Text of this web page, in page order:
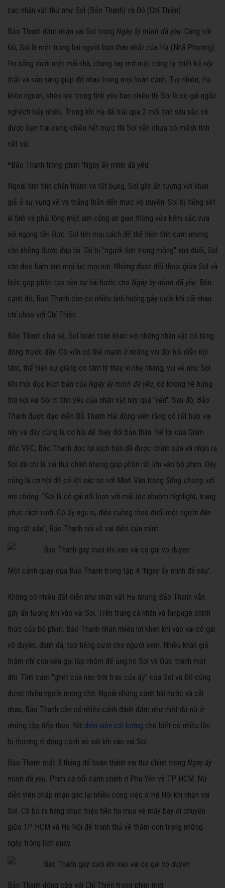
các nhân vật thứ như Sol (Bảo Thanh) và Đô (Chí Thiện).
Bảo Thanh đảm nhận vai Sol trong Ngày ấy mình đã yêu. Cùng với
Đô, Sol là một trong hai người bạn thân nhất của Hạ (Nhã Phương).
Họ sống dưới một mái nhà, chung tay mở một công ty thiết kế nội
thất và sẵn sàng giúp đỡ nhau trong mọi hoàn cảnh. Tuy nhiên, Hạ
khôn ngoan, khéo léo trong tình yêu bao nhiêu thì Sol là cô gái ngốc
nghếch bấy nhiêu. Trong khi Hạ đã trải qua 2 mối tình sâu sắc và
được bạn trai cưng chiều hết mực thì Sol vẫn chưa có mảnh tình
vắt vai.
*Bảo Thanh trong phim 'Ngày ấy mình đã yêu'
Ngoài tính tình chân thành và tốt bụng, Sol gây ấn tượng với khán
giả ở sự vụng về và thẳng thắn đến mức vô duyên. Sol bị tiếng sét
ái tình và phải lòng một anh công an giao thông vừa kém sắc vừa
nói ngọng tên Đức. Sol tìm mọi cách để thể hiện tình cảm nhưng
vẫn không được đáp lại. Dù bị "người tình trong mộng" xua đuổi, Sol
vẫn đeo bám anh mọi lúc mọi nơi. Những đoạn đối thoại giữa Sol và
Đức góp phần tạo nên sự hài hước cho Ngày ấy mình đã yêu. Bên
cạnh đó, Bảo Thanh còn có nhiều tình huống gây cười khi cãi nhau
chí chóe với Chí Thiện.
Bảo Thanh chia sẻ, Sol hoàn toàn khác với những nhân vật cô từng
đóng trước đây. Cô vốn có thế mạnh ở những vai đòi hỏi diễn nội
tâm, thể hiện sự giằng co tâm lý thay vì nhẹ nhàng, vui vẻ như Sol.
Khi mới đọc kịch bản của Ngày ấy mình đã yêu, cô không hề hứng
thú với vai Sol vì tình yêu của nhân vật này quá "sến". Sau đó, Bảo
Thanh được đạo diễn Đỗ Thanh Hải động viên rằng cô rất hợp vai
này và đây cũng là cơ hội để thay đổi bản thân. Nể lời của Giám
đốc VFC, Bảo Thanh đọc lại kịch bản đã được chỉnh sửa và nhận ra
Sol dù chỉ là vai thứ chính nhưng góp phần rất lớn vào bộ phim. Đây
cũng là cơ hội để cô lột xác so với Minh Vân trong Sống chung với
mẹ chồng. "Sol là cô gái nổi loạn với mái tóc nhuộm highlight, trang
phục rách rưới. Cô ấy ngu si, điên cuồng theo đuổi một người đàn
ông rất xấu", Bảo Thanh nói về vai diễn của mình.
Một cảnh quay của Bảo Thanh trong tập 4 'Ngày ấy mình đã yêu'.
Không có nhiều đất diễn như nhân vật Hạ nhưng Bảo Thanh vẫn
gây ấn tượng khi vào vai Sol. Trên trang cá nhân và fanpage chính
thức của bộ phim, Bảo Thanh nhận nhiều lời khen khi vào vai cô gái
vô duyên, đanh đá, tạo tiếng cười cho người xem. Nhiều khán giả
thậm chí còn kêu gọi lập nhóm để ủng hộ Sol và Đức thành một
đôi. Tình cảm "ghét của nào trời trao của ấy" của Sol và Đô cũng
được nhiều người mong chờ. Ngoài những cảnh hài hước và cãi
nhau, Bảo Thanh còn có nhiều cảnh đánh đấm như một đả nữ ở
những tập tiếp theo. Nữ diễn viên cải lương cho biết cô nhiều lần
bị thương vì đóng cảnh xô xát khi vào vai Sol.
Bảo Thanh mất 3 tháng để hoàn thành vai thứ chính trong Ngày ấy
mình đã yêu. Phim có bối cảnh chính ở Phú Yên và TP HCM. Nữ
diễn viên chấp nhận gác lại nhiều công việc ở Hà Nội khi nhận vai
Sol. Cô bỏ ra hàng chục triệu tiền túi mua vé máy bay di chuyển
giữa TP HCM và Hà Nội để tranh thủ về thăm con trong những
ngày trống lịch quay.
Bảo Thanh đóng cặp với Chí Thiện trong phim mới.